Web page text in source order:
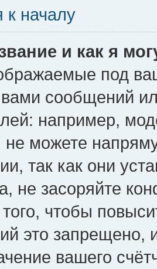
к началу
и как я
под
сообщений
например,
можете
так как они
не засоряйте
чтобы
это запрещено,
вашего